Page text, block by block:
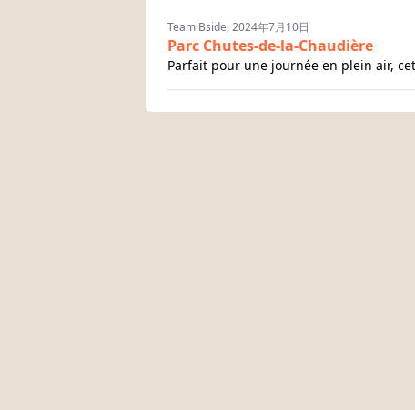
Team Bside, 2024年7月10日
Parc Chutes-de-la-Chaudière
Parfait pour une journée en plein air,